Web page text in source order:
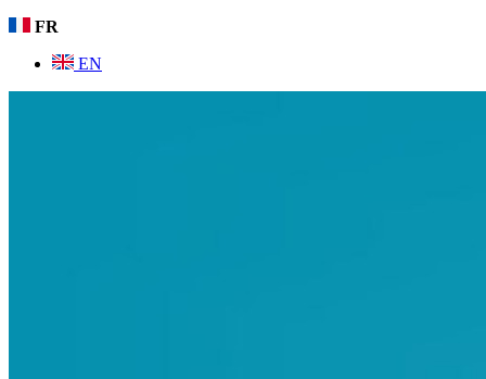
FR
EN